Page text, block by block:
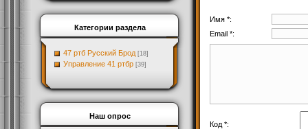
Категории раздела
47 ртб Русский Брод [18]
Управление 41 ртбр [39]
Наш опрос
Имя *:
Email *:
Код *: